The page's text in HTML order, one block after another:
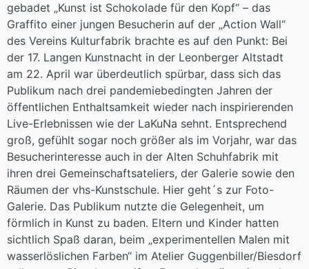
gebadet „Kunst ist Schokolade für den Kopf“ – das
Graffito einer jungen Besucherin auf der „Action Wall“
des Vereins Kulturfabrik brachte es auf den Punkt: Bei
der 17. Langen Kunstnacht in der Leonberger Altstadt
am 22. April war überdeutlich spürbar, dass sich das
Publikum nach drei pandemiebedingten Jahren der
öffentlichen Enthaltsamkeit wieder nach inspirierenden
Live-Erlebnissen wie der LaKuNa sehnt. Entsprechend
groß, gefühlt sogar noch größer als im Vorjahr, war das
Besucherinteresse auch in der Alten Schuhfabrik mit
ihren drei Gemeinschaftsateliers, der Galerie sowie den
Räumen der vhs-Kunstschule. Hier geht´s zur Foto-
Galerie. Das Publikum nutzte die Gelegenheit, um
förmlich in Kunst zu baden. Eltern und Kinder hatten
sichtlich Spaß daran, beim „experimentellen Malen mit
wasserlöslichen Farben“ im Atelier Guggenbiller/Biesdorf